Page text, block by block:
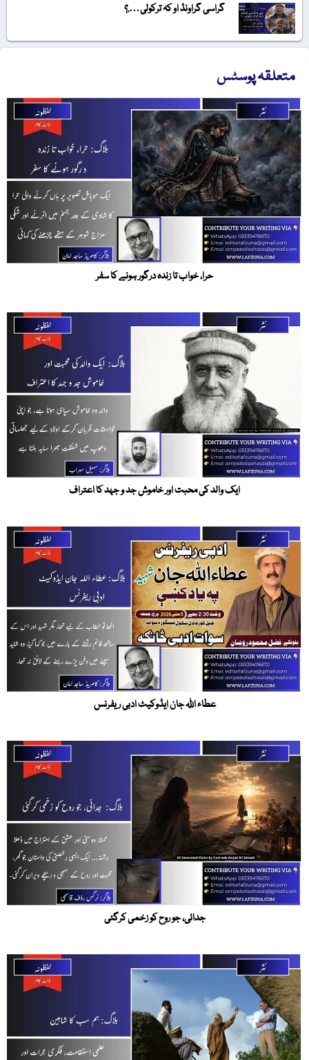
گراسی گراونڈ او کہ ترکولی….؟
متعلقہ پوسٹس
حرا، خواب تا زندہ درگور ہونے کا سفر
ایک والد کی محبت اور خاموش جد و جہد کا اعتراف
عطاء اللہ جان ایڈوکیٹ ادبی ریفرنس
جدائی، جو روح کو زخمی کرگئی